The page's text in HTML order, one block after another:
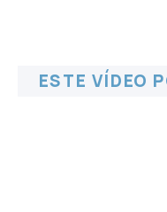
ESTE VÍDEO